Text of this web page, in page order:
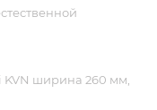
ширина 260 мм,